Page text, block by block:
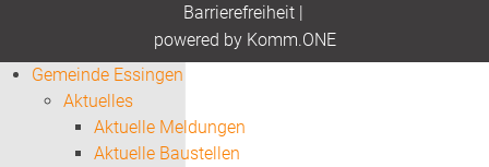
Barrierefreiheit|
powered by Komm.ONE
Gemeinde Essingen
Aktuelles
Aktuelle Meldungen
Aktuelle Baustellen